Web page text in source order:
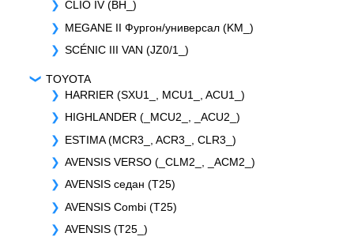
CLIO IV (BH_)
MEGANE II Фургон/универсал (KM_)
SCÉNIC III VAN (JZ0/1_)
TOYOTA
HARRIER (SXU1_, MCU1_, ACU1_)
HIGHLANDER (_MCU2_, _ACU2_)
ESTIMA (MCR3_, ACR3_, CLR3_)
AVENSIS VERSO (_CLM2_, _ACM2_)
AVENSIS седан (T25)
AVENSIS Combi (T25)
AVENSIS (T25_)